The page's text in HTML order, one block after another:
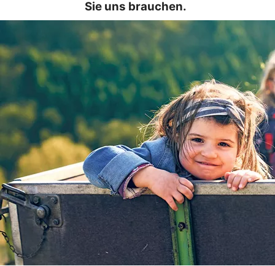
Sie uns brauchen.